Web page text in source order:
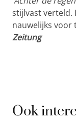
stijlvast verteld.
nauwelijks voor
Zeitung
Ook